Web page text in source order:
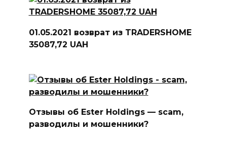
01.05.2021 возврат из TRADERSHOME
35087,72 UAH
Отзывы об Ester Holdings — scam,
разводилы и мошенники?